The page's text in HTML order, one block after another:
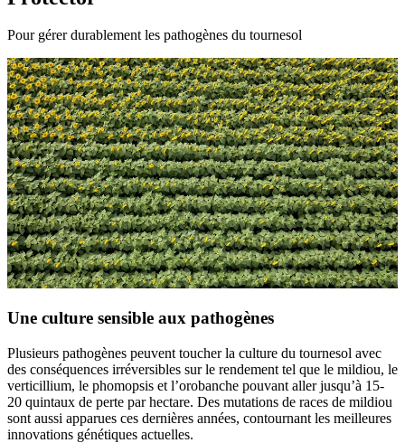
Pour gérer durablement les pathogènes du tournesol
Une culture sensible aux pathogènes
Plusieurs pathogènes peuvent toucher la culture du tournesol avec
des conséquences irréversibles sur le rendement tel que le mildiou, le
verticillium, le phomopsis et l’orobanche pouvant aller jusqu’à 15-
20 quintaux de perte par hectare. Des mutations de races de mildiou
sont aussi apparues ces dernières années, contournant les meilleures
innovations génétiques actuelles.